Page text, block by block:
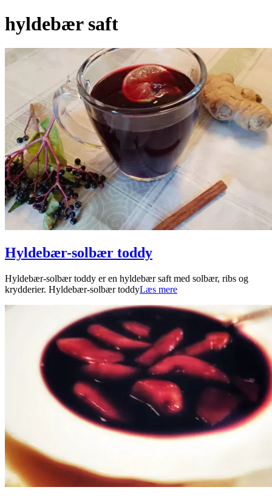
hyldebær saft
Hyldebær-solbær toddy
2024-
09-
Hyldebær-solbær toddy er en hyldebær saft med solbær, ribs og
krydderier. Hyldebær-solbær toddyLæs mere